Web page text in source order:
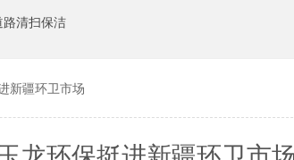
路清扫保洁
新疆环卫市场